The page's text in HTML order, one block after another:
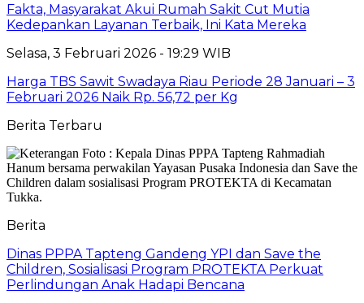
Fakta, Masyarakat Akui Rumah Sakit Cut Mutia
Kedepankan Layanan Terbaik, Ini Kata Mereka
Selasa, 3 Februari 2026 - 19:29 WIB
Harga TBS Sawit Swadaya Riau Periode 28 Januari – 3
Februari 2026 Naik Rp. 56,72 per Kg
Berita Terbaru
Berita
Dinas PPPA Tapteng Gandeng YPI dan Save the
Children, Sosialisasi Program PROTEKTA Perkuat
Perlindungan Anak Hadapi Bencana